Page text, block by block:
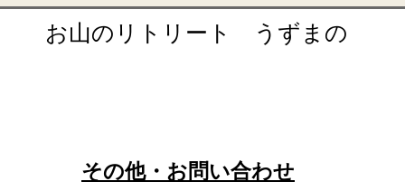
り
​お山のリトリート うずまの
​その他・お問い合わせ